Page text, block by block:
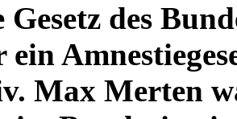
Gesetz des
ein
Max Merten